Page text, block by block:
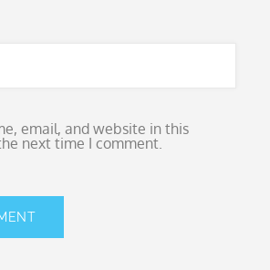
email, and website in this
next time I comment.